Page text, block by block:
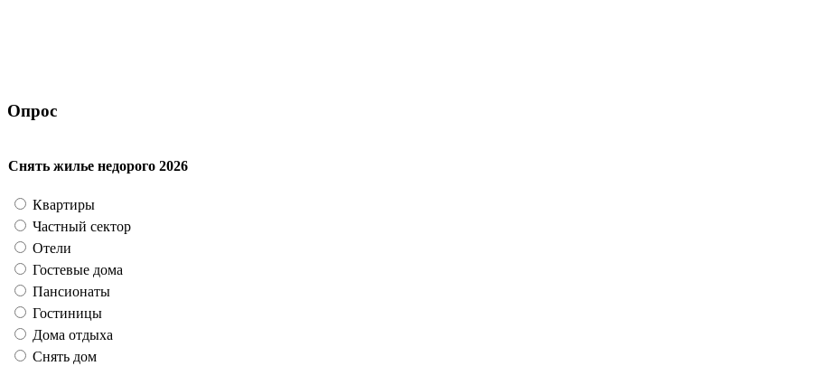
Опрос
Снять жилье недорого 2026
Квартиры
Частный сектор
Отели
Гостевые дома
Пансионаты
Гостиницы
Дома отдыха
Снять дом